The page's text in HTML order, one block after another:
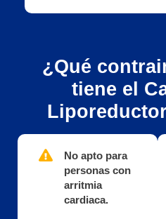
¿Qué
tiene el
No apto para
personas con
arritmia
cardiaca.